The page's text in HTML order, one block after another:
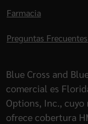
Farmacia
Preguntas
Blue Cross and
comercial es
Options, Inc., cuyo
ofrece cobertura